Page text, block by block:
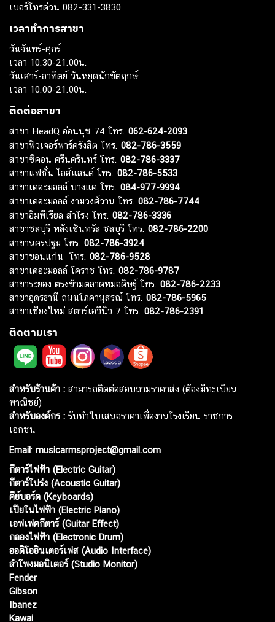
เบอร์โทรด่วน 082-331-3830
เวลาทำการสาขา
วันจันทร์-ศุกร์
เวลา 10.30-21.00น.
วันเสาร์-อาทิตย์ วันหยุดนักขัตฤกษ์
เวลา 10.00-21.00น.
ติดต่อสาขา
สาขา HeadQ อ่อนนุช 74 โทร. 062-624-2093
สาขาฟิวเจอร์พาร์ครังสิต โทร. 082-786-3559
สาขาซีคอน ศรีนครินทร์ โทร. 082-786-3337
สาขาแฟชั่น ไอส์แลนด์ โทร. 082-786-5533
สาขาเดอะมอลล์ บางแค โทร. 084-977-9994
สาขาเดอะมอลล์ งามวงศ์วาน โทร. 082-786-7744
สาขาอิมพีเรียล สำโรง โทร. 082-786-3336
สาขาชลบุรี หลังเซ็นทรัล ชลบุรี โทร. 082-786-2200
สาขานครปฐม โทร. 082-786-3924
สาขาขอนแก่น โทร. 082-786-9528
สาขาเดอะมอลล์ โคราช โทร. 082-786-9787
สาขาระยอง ตรงข้ามตลาดหมอดิษฐ์ โทร. 082-786-2233
สาขาอุดรธานี ถนนโภคานุสรณ์ โทร. 082-786-5965
สาขาเชียงใหม่ สตาร์เอวีนิว 7 โทร. 082-786-2391
ติดตามเรา
สำหรับร้านค้า : สามารถติดต่อสอบถามราคาส่ง (ต้องมีทะเบียน
พาณิชย์)
สำหรับองค์กร : รับทำใบเสนอราคาเพื่องานโรงเรียน ราชการ
เอกชน
Email: musicarmsproject@gmail.com
กีตาร์ไฟฟ้า (Electric Guitar)
กีตาร์โปร่ง (Acoustic Guitar)
คีย์บอร์ด (Keyboards)
เปียโนไฟฟ้า (Electric Piano)
เอฟเฟคกีตาร์ (Guitar Effect)
กลองไฟฟ้า (Electronic Drum)
ออดิโออินเตอร์เฟส (Audio Interface)
ลำโพงมอนิเตอร์ (Studio Monitor)
Fender
Gibson
Ibanez
Kawai